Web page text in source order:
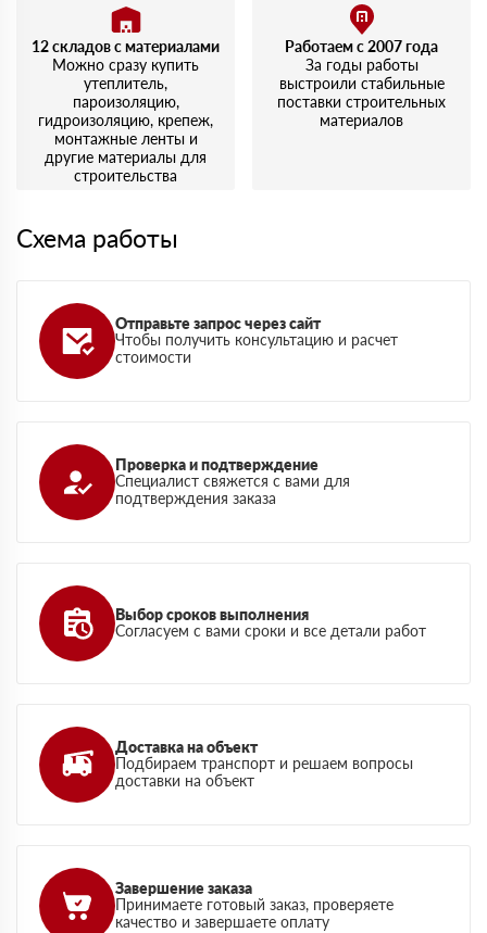
12 складов с материалами
Можно сразу купить
утеплитель,
пароизоляцию,
гидроизоляцию, крепеж,
монтажные ленты и
другие материалы для
строительства
Работаем с 2007 года
За годы работы
выстроили стабильные
поставки строительных
материалов
Схема работы
Отправьте запрос через сайт
Чтобы получить консультацию и расчет
стоимости
Проверка и подтверждение
Специалист свяжется с вами для
подтверждения заказа
Выбор сроков выполнения
Согласуем с вами сроки и все детали работ
Доставка на объект
Подбираем транспорт и решаем вопросы
доставки на объект
Завершение заказа
Принимаете готовый заказ, проверяете
качество и завершаете оплату